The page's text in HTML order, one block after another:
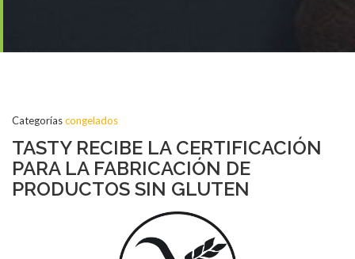
Categoríascongelados
TASTY RECIBE LA CERTIFICACIÓN
PARA LA FABRICACIÓN DE
PRODUCTOS SIN GLUTEN